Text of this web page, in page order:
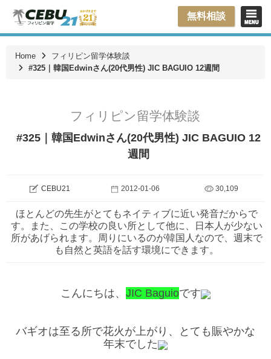
無料相談
Home
フィリピン留学体験談
#325｜韓国Edwinさん(20代男性) JIC BAGUIO 12週間
フィリピン留学体験談
#325｜韓国Edwinさん(20代男性) JIC BAGUIO 12
週間
CEBU21 2012-01-06 30,109
ほとんどの先生がとてもネイティブに近い発音だからで
す。また、この学校の良い所として他に、日本人が少ない
所があげられます。周りにいるのが韓国人なので、週末で
も自然と英語を話す環境にできます。
こんにちは、 JIC Baguioです
バギオは至る所で花火が上がり、とても賑やかな
年末でした